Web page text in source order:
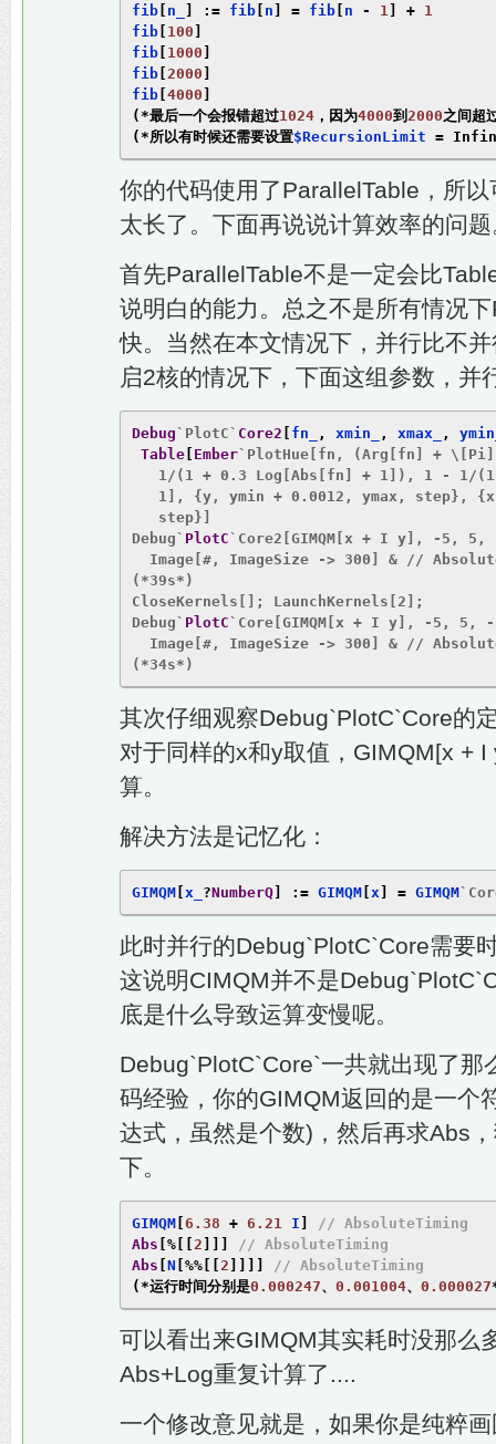
fib n_ := fib n = fib n - 1 + 1
fib 100
fib 1000
fib 2000
fib 4000
(*最后一个会报错超过1024 ，因为4000到 2000之间超
(*所以有时候还需要设置$RecursionLimit =
你的代码使用了ParallelTable，所
太长了。下面再说说计算效率的问
首先ParallelTable不是一定会比
说明白的能力。总之不是所有情况
快。当然在本文情况下，并行比不
启2核的情况下，下面这组参数，并
Debug`PlotC` Core2 fn_ , xmin_ , xmax_ ,
Table Ember`PlotHue[fn, (Arg[fn] +
1/(1 + 0.3 Log[Abs[fn] + 1]), 1 - 1/
1], {y, ymin + 0.0012, ymax, step},
   step}]
Debug` PlotC`Core2[GIMQM[x + I y], -5,
Image[#, ImageSize -> 300] & //
(*39s*)
CloseKernels[]; LaunchKernels[2];
Debug` PlotC`Core[GIMQM[x + I y], -5,
Image[#, ImageSize -> 300] & //
(*34s*)
其次仔细观察Debug`PlotC`Core的
对于同样的x和y取值，GIMQM[x +
算。
解决方法是记忆化：
GIMQM x_ ?NumberQ := GIMQM x = GIMQM
此时并行的Debug`PlotC`Core需要
这说明CIMQM并不是
底是什么导致运算变慢呢。
Debug`PlotC`Core`一共就出现了那
码经验，你的GIMQM返回的是一个
达式，虽然是个数)，然后再求Abs
下。
GIMQM 6.38 + 6.21 I
// AbsoluteTiming
Abs [%[[ 2
// AbsoluteTiming
Abs N [%%[[ 2
// AbsoluteTiming
(*运行时间分别是0.000247、 0.001004、 0.000027
可以看出来GIMQM其实耗时没那么
Abs+Log重复计算了....
一个修改意见就是，如果你是纯粹